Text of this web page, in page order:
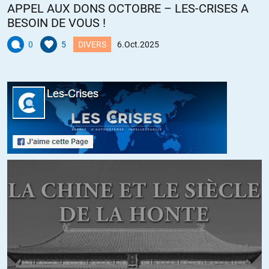
APPEL AUX DONS OCTOBRE – LES-CRISES A
BESOIN DE VOUS !
0 5 DIVERS 6.Oct.2025